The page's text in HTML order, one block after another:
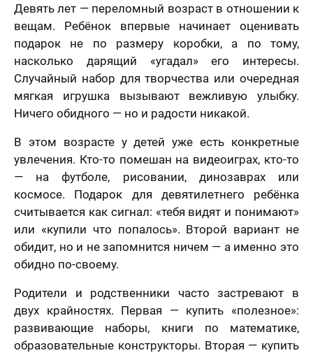
Девять лет — переломный возраст в отношении к
вещам. Ребёнок впервые начинает оценивать
подарок не по размеру коробки, а по тому,
насколько дарящий «угадал» его интересы.
Случайный набор для творчества или очередная
мягкая игрушка вызывают вежливую улыбку.
Ничего обидного — но и радости никакой.
В этом возрасте у детей уже есть конкретные
увлечения. Кто-то помешан на видеоиграх, кто-то
— на футболе, рисовании, динозаврах или
космосе. Подарок для девятилетнего ребёнка
считывается как сигнал: «тебя видят и понимают»
или «купили что попалось». Второй вариант не
обидит, но и не запомнится ничем — а именно это
обидно по-своему.
Родители и родственники часто застревают в
двух крайностях. Первая — купить «полезное»:
развивающие наборы, книги по математике,
образовательные конструкторы. Вторая — купить